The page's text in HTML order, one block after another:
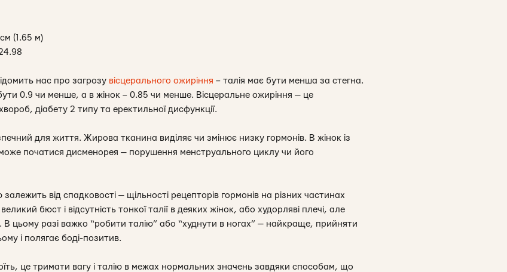
(1.65 м)
нас про загрозу вісцерального ожиріння – талія має бути менша за стегна.
0.9 чи менше, а в жінок – 0.85 чи менше. Вісцеральне ожиріння — це
діабету 2 типу та еректильної дисфункції.
для життя. Жирова тканина виділяє чи змінює низку гормонів. В жінок із
початися дисменорея — порушення менструального циклу чи його
від спадковості — щільності рецепторів гормонів на різних частинах
бюст і відсутність тонкої талії в деяких жінок, або худорляві плечі, але
В цьому разі важко “робити талію” або “худнути в ногах” — найкраще, прийняти
і полягає боді-позитив.
це тримати вагу і талію в межах нормальних значень завдяки способам, що